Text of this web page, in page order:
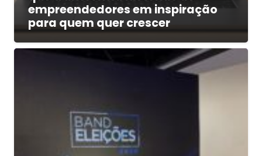
empreendedores em inspiração
para quem quer crescer